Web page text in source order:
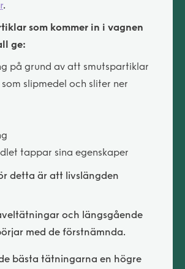
.
som kommer in i vagnen
ge:
på grund av att smutspartiklar
slipmedel och sliter ner
tappar sina egenskaper
detta är att livslängden
och längsgående
med de förstnämnda.
bästa tätningarna en högre